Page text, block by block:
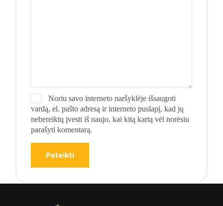
Noriu savo interneto naršyklėje išsaugoti
vardą, el. pašto adresą ir interneto puslapį, kad jų
nebereiktų įvesti iš naujo, kai kitą kartą vėl norėsiu
parašyti komentarą.